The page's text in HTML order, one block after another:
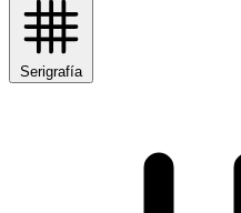
Serigrafía